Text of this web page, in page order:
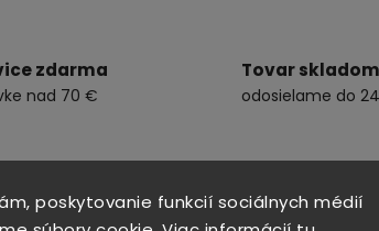
poskytovanie funkcií sociálnych médií
zdarma
nad 70 €
Tovar skladom
odosielame do